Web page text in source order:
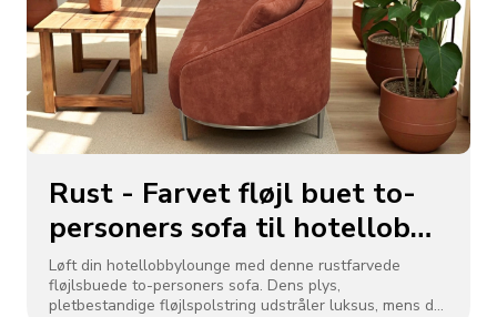
varmt, indbydende fokuspunkt.
Rust - Farvet fløjl buet to-
personers sofa til hotellobby
lounge
Løft din hotellobbylounge med denne rustfarvede
fløjlsbuede to-personers sofa. Dens plys,
pletbestandige fløjlspolstring udstråler luksus, mens det